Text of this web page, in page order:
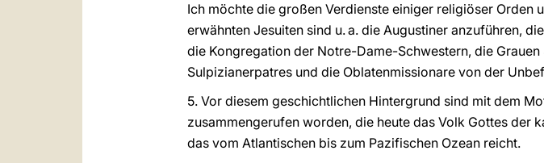
Ich möchte die großen Verdienste einiger religiöser Orden
erwähnten Jesuiten sind u. a. die Augustiner anzuführen,
die Kongregation der Notre-Dame-Schwestern, die
Sulpizianerpatres und die Oblatenmissionare von der
5. Vor diesem geschichtlichen Hintergrund sind mit dem
zusammengerufen worden, die heute das Volk Gottes der
das vom Atlantischen bis zum Pazifischen Ozean reicht.